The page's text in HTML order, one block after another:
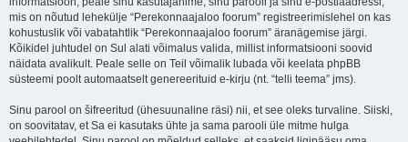
mis on nõutud lehekülje “Perekonnaajaloo foorum” registreerimislehel on kas
kohustuslik või vabatahtlik “Perekonnaajaloo foorum” äranägemise järgi.
Kõikidel juhtudel on Sul alati võimalus valida, millist informatsiooni soovid
näidata avalikult. Peale selle on Teil võimalik lubada või keelata phpBB
süsteemi poolt automaatselt genereerituid e-kirju (nt. “telli teema” jms).
Sinu parool on šifreeritud (ühesuunaline räsi) nii, et see oleks turvaline. Siiski,
on soovitatav, et Sa ei kasutaks ühte ja sama parooli üle mitme hulga